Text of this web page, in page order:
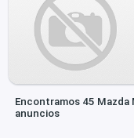
Encontramos 45 Mazda
anuncios